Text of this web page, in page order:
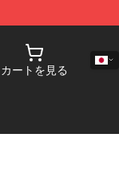
カートを見る